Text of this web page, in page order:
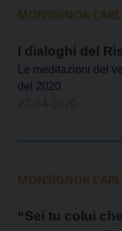
MONSIGNOR
I dialoghi del
Le meditazioni del
del 2020
MONSIGNOR
“Sei tu colui